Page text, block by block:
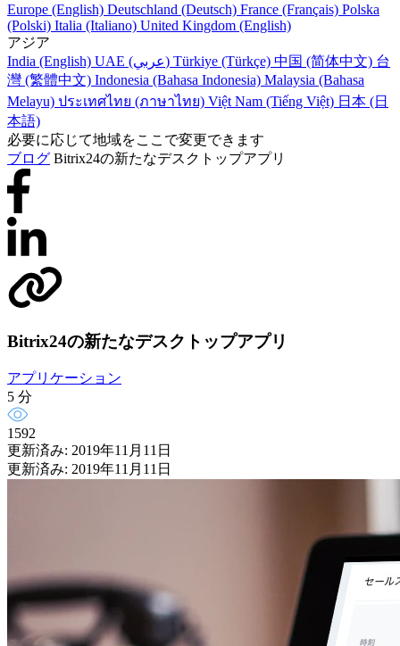
Europe (English) Deutschland (Deutsch) France (Français) Polska
(Polski) Italia (Italiano) United Kingdom (English)
アジア
India (English)
UAE (عربي) Türkiye (Türkçe) 中国 (简体中文) 台
灣 (繁體中文) Indonesia (Bahasa Indonesia) Malaysia (Bahasa
Melayu) ประเทศไทย (ภาษาไทย) Việt Nam (Tiếng Việt) 日本 (日
本語)
必要に応じて地域をここで変更できます
ブログ Bitrix24の新たなデスクトップアプリ
Bitrix24の新たなデスクトップアプリ
アプリケーション
5 分
1592
更新済み: 2019年11月11日
更新済み: 2019年11月11日